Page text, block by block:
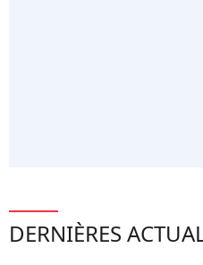
DERNIÈRES